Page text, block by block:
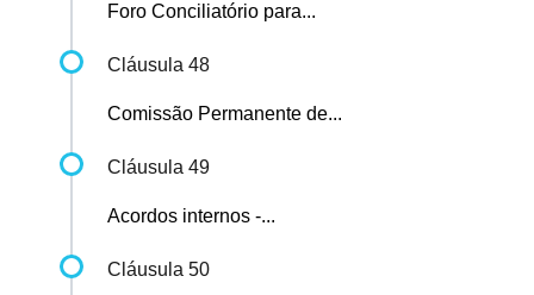
Foro Conciliatório para...
Cláusula 48
Comissão Permanente de...
Cláusula 49
Acordos internos -...
Cláusula 50